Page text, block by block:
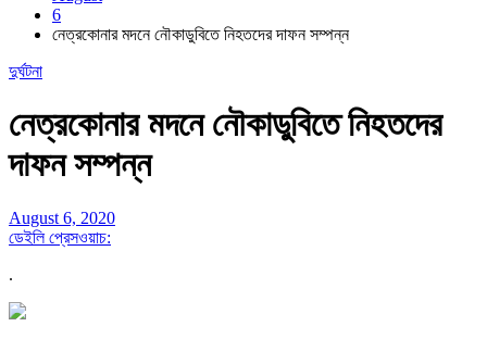
6
নেত্রকোনার মদনে নৌকাডুবিতে নিহতদের দাফন সম্পন্ন
দুর্ঘটনা
নেত্রকোনার মদনে নৌকাডুবিতে নিহতদের
দাফন সম্পন্ন
August 6, 2020
ডেইলি প্রেসওয়াচ:
.